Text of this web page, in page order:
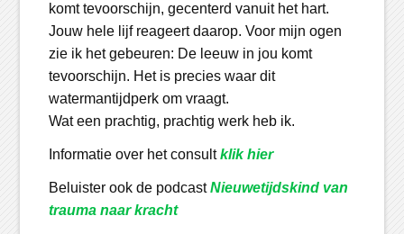
komt tevoorschijn, gecenterd vanuit het hart.
Jouw hele lijf reageert daarop. Voor mijn ogen
zie ik het gebeuren: De leeuw in jou komt
tevoorschijn. Het is precies waar dit
watermantijdperk om vraagt.
Wat een prachtig, prachtig werk heb ik.
Informatie over het consultklik hier
Beluister ook de podcastNieuwetijdskind van
trauma naar kracht